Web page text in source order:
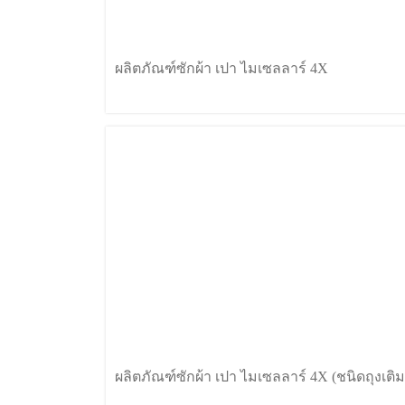
ผลิตภัณฑ์ซักผ้า เปา ไมเซลลาร์ 4X
ผลิตภัณฑ์ซักผ้า เปา ไมเซลลาร์ 4X (ชนิดถุงเติ